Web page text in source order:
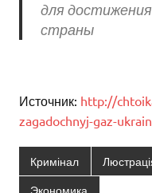
для
страны
Источник: http://
zagadochnyj-gaz-
Кримінал